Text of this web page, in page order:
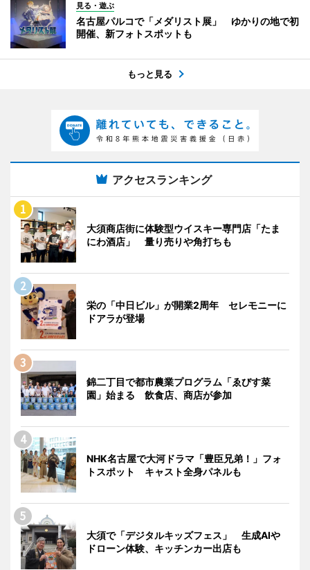
見る・遊ぶ
名古屋パルコで「メダリスト展」 ゆかりの地で初
開催、新フォトスポットも
もっと見る
アクセスランキング
大須商店街に体験型ウイスキー専門店「たま
にわ酒店」 量り売りや角打ちも
栄の「中日ビル」が開業2周年 セレモニーに
ドアラが登場
錦二丁目で都市農業プログラム「ゑびす菜
園」始まる 飲食店、商店が参加
NHK名古屋で大河ドラマ「豊臣兄弟！」フォ
トスポット キャスト全身パネルも
大須で「デジタルキッズフェス」 生成AIや
ドローン体験、キッチンカー出店も